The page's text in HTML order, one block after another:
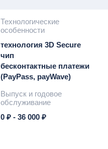
Технологические
особенности
технология 3D Secure
чип
бесконтактные платежи
(PayPass, payWave)
Выпуск и годовое
обслуживание
0 ₽ - 36 000 ₽